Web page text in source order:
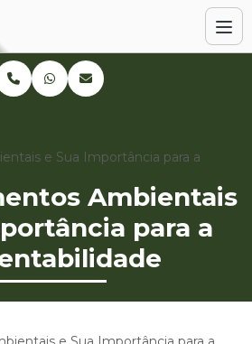
e Sua Importância para a
Ambientais
para a